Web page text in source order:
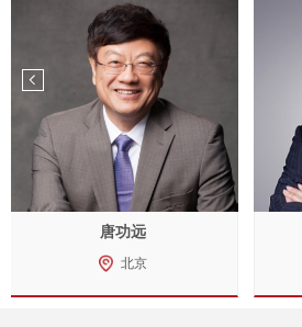
唐功远
北京